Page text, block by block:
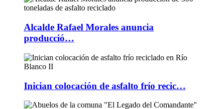
Alcalde Rafael Morales anuncia
producció…
Inician colocación de asfalto frío recic…